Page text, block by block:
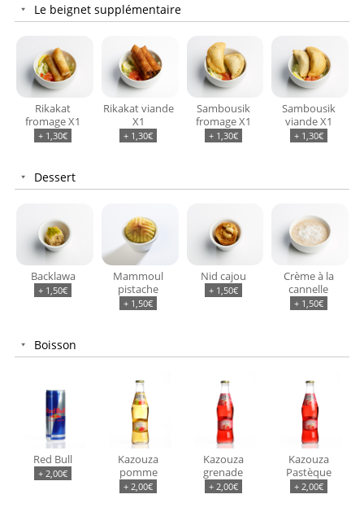
Le beignet supplémentaire
Rikakat
fromage X1
+ 1,30€
Rikakat viande
X1
+ 1,30€
Sambousik
fromage X1
+ 1,30€
Sambousik
viande X1
+ 1,30€
Dessert
Backlawa
+ 1,50€
Mammoul
pistache
+ 1,50€
Nid cajou
+ 1,50€
Crème à la
cannelle
+ 1,50€
Boisson
Red Bull
+ 2,00€
Kazouza
pomme
+ 2,00€
Kazouza
grenade
+ 2,00€
Kazouza
Pastèque
+ 2,00€